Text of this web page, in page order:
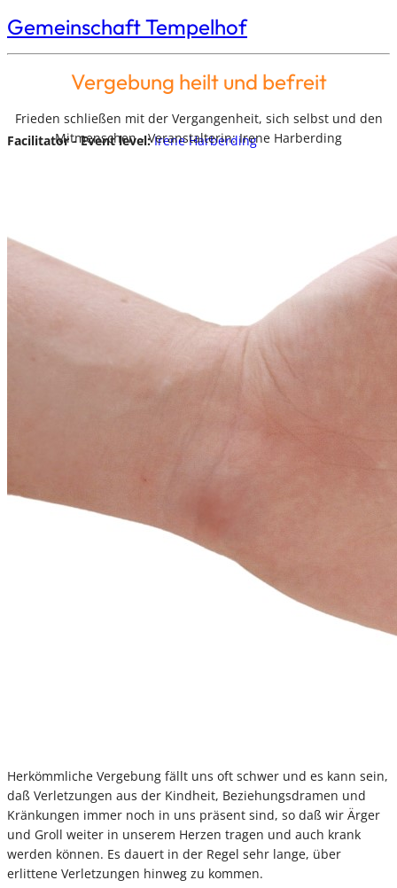
Gemeinschaft Tempelhof
Vergebung heilt und befreit
Frieden schließen mit der Vergangenheit, sich selbst und den
Mitmenschen - Veranstalterin: Irene Harberding
Facilitator - Event level:Irene Harberding
Herkömmliche Vergebung fällt uns oft schwer und es kann sein,
daß Verletzungen aus der Kindheit, Beziehungsdramen und
Kränkungen immer noch in uns präsent sind, so daß wir Ärger
und Groll weiter in unserem Herzen tragen und auch krank
werden können. Es dauert in der Regel sehr lange, über
erlittene Verletzungen hinweg zu kommen.